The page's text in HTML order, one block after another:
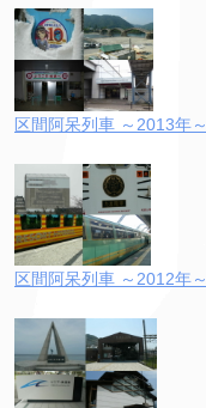
区間阿呆列車 ～2013年～
区間阿呆列車 ～2012年～